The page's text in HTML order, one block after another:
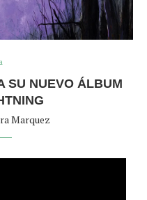
SU NUEVO ÁLBUM
Marquez